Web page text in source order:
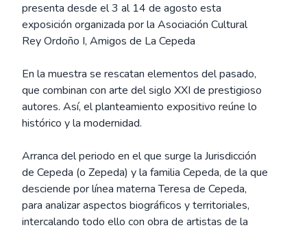
presenta desde el 3 al 14 de agosto esta
exposición organizada por la Asociación Cultural
Rey Ordoño I, Amigos de La Cepeda
En la muestra se rescatan elementos del pasado,
que combinan con arte del siglo XXI de prestigioso
autores. Así, el planteamiento expositivo reúne lo
histórico y la modernidad.
Arranca del periodo en el que surge la Jurisdicción
de Cepeda (o Zepeda) y la familia Cepeda, de la que
desciende por línea materna Teresa de Cepeda,
para analizar aspectos biográficos y territoriales,
intercalando todo ello con obra de artistas de la